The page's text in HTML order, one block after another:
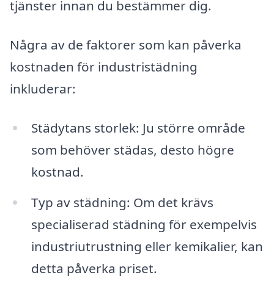
tjänster innan du bestämmer dig.
Några av de faktorer som kan påverka
kostnaden för industristädning
inkluderar:
Städytans storlek: Ju större område
som behöver städas, desto högre
kostnad.
Typ av städning: Om det krävs
specialiserad städning för exempelvis
industriutrustning eller kemikalier, kan
detta påverka priset.